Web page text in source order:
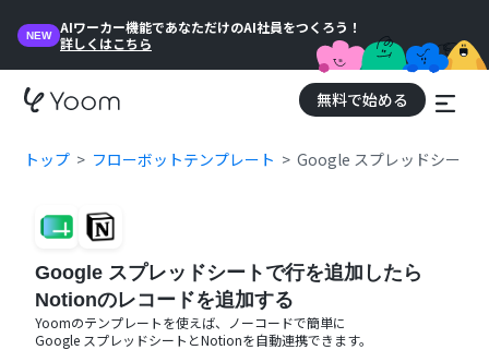
NEW
AIワーカー機能であなただけのAI社員をつくろう！
詳しくはこちら
無料で始める
トップ フローボットテンプレート Google スプレッドシート
Google スプレッドシートで行を追加したら
Notionのレコードを追加する
Yoomのテンプレートを使えば、ノーコードで簡単に
Google スプレッドシート とNotionを自動連携できます。